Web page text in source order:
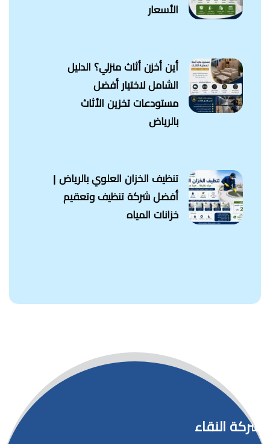
الأسعار
أين أخزن أثاث منزلي؟ الدليل
الشامل لاختيار أفضل
مستودعات تخزين الأثاث
بالرياض
تنظيف الخزان العلوي بالرياض |
أفضل شركة تنظيف وتعقيم
خزانات المياه
شركة النقاء